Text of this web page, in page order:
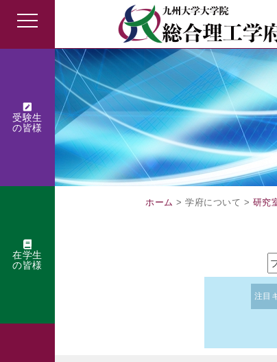
受験生
の皆様
在学生
の皆様
ホーム > 学府について > 研究
注目